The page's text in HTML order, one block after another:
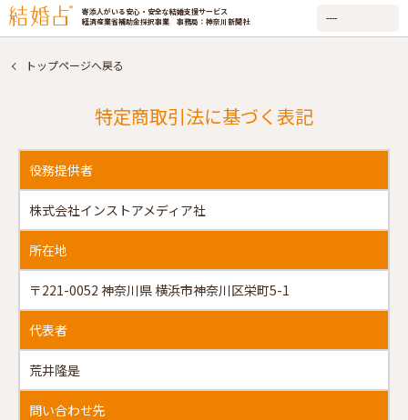
寄添人がいる安心・安全な結婚支援サービス
経済産業省補助金採択事業 事務局：神奈川新聞社
トップページへ戻る
特定商取引法に基づく表記
役務提供者
株式会社インストアメディア社
所在地
〒221-0052 神奈川県 横浜市神奈川区栄町5-1
代表者
荒井隆是
問い合わせ先